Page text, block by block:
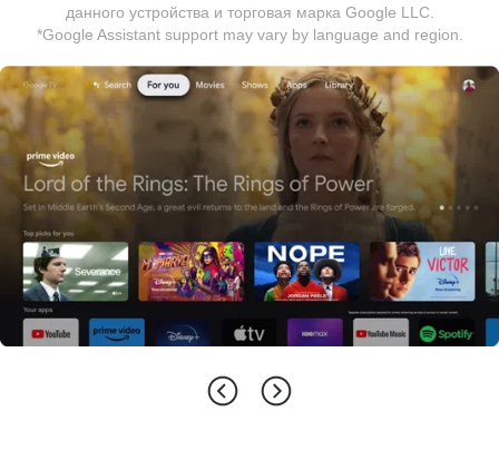
данного устройства и торговая марка Google LLC.
*Google Assistant support may vary by language and region.